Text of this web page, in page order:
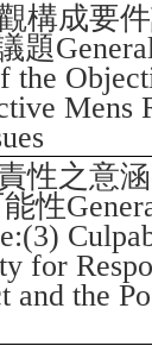
構成要
題
the
Mens
性之意
性
for
and the